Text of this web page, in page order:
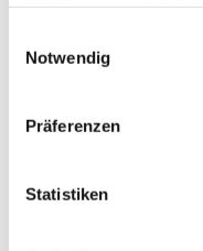
Notwendig
Präferenzen
Statistiken